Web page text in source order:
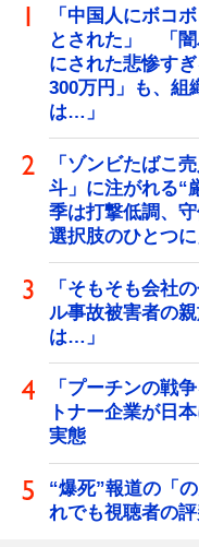
「中国人にボコ
とされた」 「
にされた悲惨す
300万円」も、組
は…」
「ゾンビたばこ
斗」に注がれる
季は打撃低調、
選択肢のひとつに
「そもそも会社
ル事故被害者の
は…」
「プーチンの戦
トナー企業が日
実態
“爆死”報道の「
れでも視聴者の